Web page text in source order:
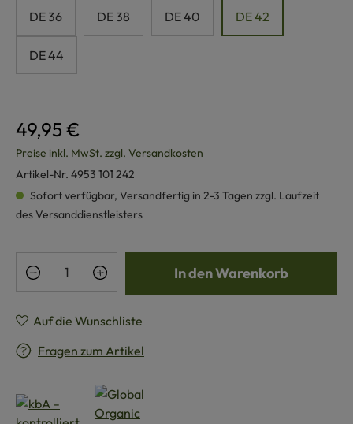
DE 36 DE 38 DE 40 DE 42
DE 44
49,95 €
Preise inkl. MwSt. zzgl. Versandkosten
Artikel-Nr. 4953 101 242
Sofort verfügbar, Versandfertig in 2-3 Tagen zzgl. Laufzeit
des Versanddienstleisters
Produkt Anzahl: Gib den gewünschten
In den Warenkorb
Auf die Wunschliste
Fragen zum Artikel